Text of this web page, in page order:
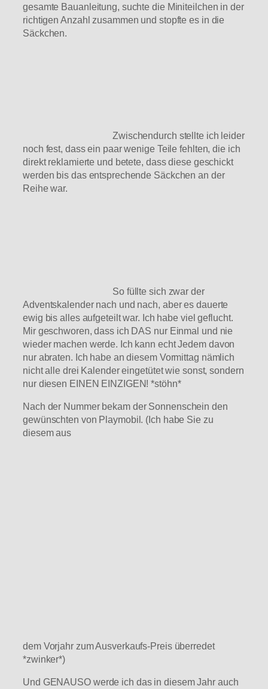
gesamte Bauanleitung, suchte die Miniteilchen in der
richtigen Anzahl zusammen und stopfte es in die
Säckchen.
Zwischendurch stellte ich leider
noch fest, dass ein paar wenige Teile fehlten, die ich
direkt reklamierte und betete, dass diese geschickt
werden bis das entsprechende Säckchen an der
Reihe war.
So füllte sich zwar der
Adventskalender nach und nach, aber es dauerte
ewig bis alles aufgeteilt war. Ich habe viel geflucht.
Mir geschworen, dass ich DAS nur Einmal und nie
wieder machen werde. Ich kann echt Jedem davon
nur abraten. Ich habe an diesem Vormittag nämlich
nicht alle drei Kalender eingetütet wie sonst, sondern
nur diesen EINEN EINZIGEN! *stöhn*
Nach der Nummer bekam der Sonnenschein den
gewünschten von Playmobil. (Ich habe Sie zu
diesem aus
dem Vorjahr zum Ausverkaufs-Preis überredet
*zwinker*)
Und GENAUSO werde ich das in diesem Jahr auch